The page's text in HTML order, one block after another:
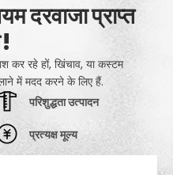
दरवाजा प्राप्त
कर रहे हों, खिंचाव, या कस्टम
में मदद करने के लिए हैं.
परिशुद्धता उत्पादन
प्रत्यक्ष मूल्य